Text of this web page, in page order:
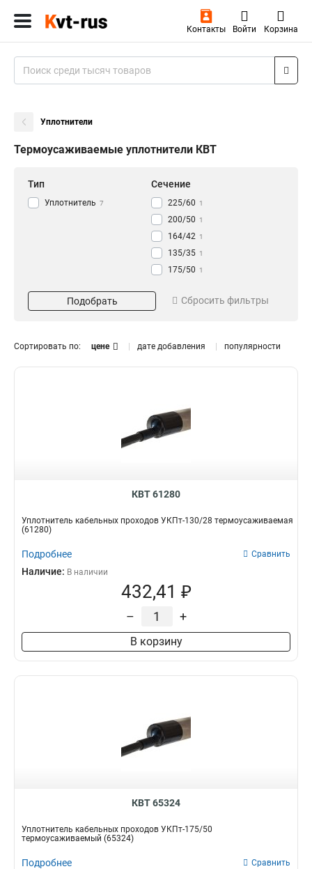
Контакты Войти Корзина
Уплотнители
Термоусаживаемые уплотнители КВТ
Тип
Уплотнитель 7
Сечение
225/60 1
200/50 1
164/42 1
135/35 1
175/50 1
200/55 1
Ремонтный 3
Подобрать Сбросить фильтры
Сортировать по: цене дате добавления популярности
КВТ 61280
Уплотнитель кабельных проходов УКПт-130/28 термоусаживаемая
(61280)
Подробнее Сравнить
Наличие: В наличии
432,41 ₽
– +
В корзину
КВТ 65324
Уплотнитель кабельных проходов УКПт-175/50
термоусаживаемый (65324)
Подробнее Сравнить